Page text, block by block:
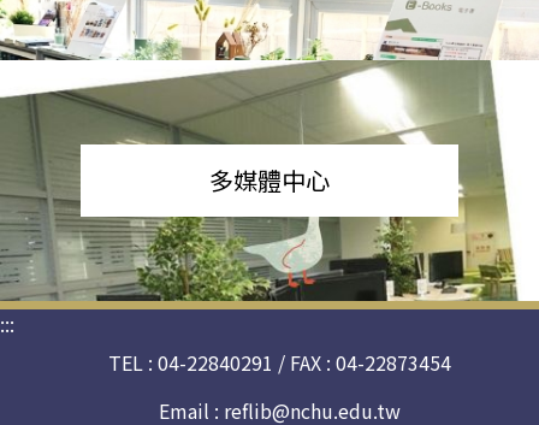
多媒體中心
:::
TEL : 04-22840291 / FAX : 04-22873454
Email : reflib@nchu.edu.tw